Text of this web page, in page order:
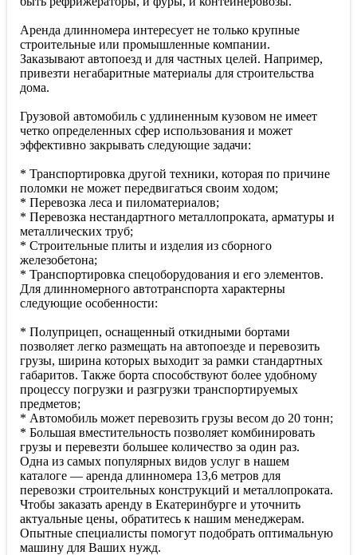
Аренда длинномера интересует не только крупные
строительные или промышленные компании.
Заказывают автопоезд и для частных целей. Например,
привезти негабаритные материалы для строительства
дома.
Грузовой автомобиль с удлиненным кузовом не имеет
четко определенных сфер использования и может
эффективно закрывать следующие задачи:
* Транспортировка другой техники, которая по причине
поломки не может передвигаться своим ходом;
* Перевозка леса и пиломатериалов;
* Перевозка нестандартного металлопроката, арматуры и
металлических труб;
* Строительные плиты и изделия из сборного
железобетона;
* Транспортировка спецоборудования и его элементов.
Для длинномерного автотранспорта характерны
следующие особенности:
* Полуприцеп, оснащенный откидными бортами
позволяет легко размещать на автопоезде и перевозить
грузы, ширина которых выходит за рамки стандартных
габаритов. Также борта способствуют более удобному
процессу погрузки и разгрузки транспортируемых
предметов;
* Автомобиль может перевозить грузы весом до 20 тонн;
* Большая вместительность позволяет комбинировать
грузы и перевезти большее количество за один раз.
Одна из самых популярных видов услуг в нашем
каталоге — аренда длинномера 13,6 метров для
перевозки строительных конструкций и металлопроката.
Чтобы заказать аренду в Екатеринбурге и уточнить
актуальные цены, обратитесь к нашим менеджерам.
Опытные специалисты помогут подобрать оптимальную
машину для Ваших нужд.